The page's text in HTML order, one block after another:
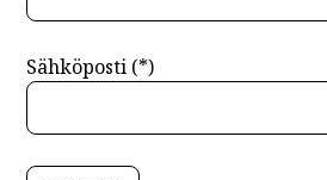
Sähköposti (*)